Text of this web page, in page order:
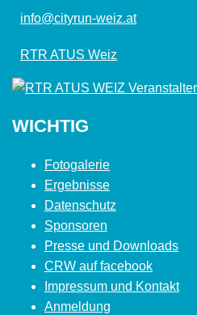
info@cityrun-weiz.at
RTR ATUS Weiz
WICHTIG
Fotogalerie
Ergebnisse
Datenschutz
Sponsoren
Presse und Downloads
CRW auf facebook
Impressum und Kontakt
Anmeldung